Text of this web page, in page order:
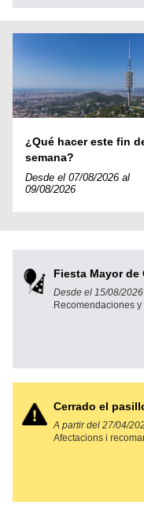
¿Qué hacer este fin
semana?
Desde el 07/08/2026 al
09/08/2026
Fiesta Mayor de
Desde el 15/08/
Recomendaciones y
Cerrado el
A partir del 27/04/
Afectacions i